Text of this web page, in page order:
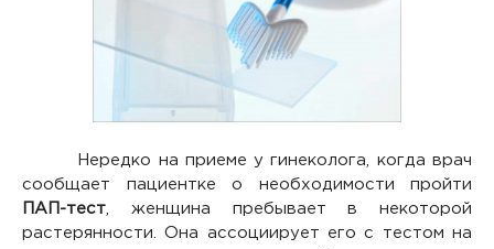
Нередко на приеме у гинеколога, когда врач
сообщает пациентке о необходимости пройти
ПАП-тест , женщина пребывает в некоторой
растерянности. Она ассоциирует его с тестом на